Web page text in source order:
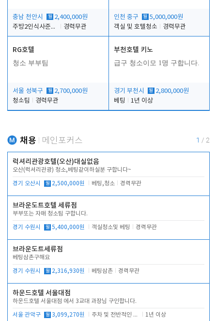
충남 천안시 월 2,400,000원
주방2인식사준비및청소린렌보조
경력무관
인천 중구 월 5,000,000원
객실 및 호텔청소
경력무관
RG호텔
청소 부부팀
서울 성북구 월 2,700,000원
청소팀
경력무관
부천호텔 키노
급구 청소이모 1명 구합니다.
경기 부천시 월 2,800,000원
베팅
1년 이상
채용 메인포커스 1 / 2
럭셔리관광호텔(오산)대실없음
오산(럭셔리관광) 청소,베팅같이하실분 구합니다~
경기 오산시 월 2,500,000원 베팅,청소 경력무관
브라운도트호텔 세류점
부부또는 자매 청소팀 구합니다.
경기 수원시 월 5,400,000원 객실청소및 베팅 경력무관
브라운도트세류점
베팅삼촌구해요
경기 수원시 월 2,316,930원 베팅삼촌 경력무관
하운드호텔 서울대점
하운드호텔 서울대점 에서 3교대 과장님 구인합니다.
서울 관악구 월 3,099,270원 주차 및 전반적인 당번업무 1년 이상